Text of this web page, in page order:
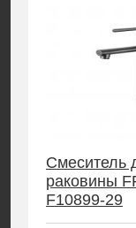
Смеситель
раковины
F10899-29